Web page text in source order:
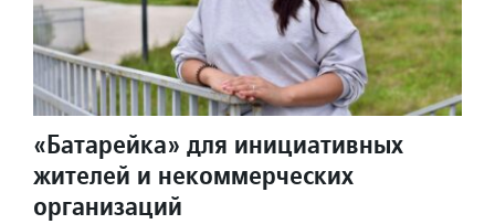
«Батарейка» для инициативных
жителей и некоммерческих
организаций